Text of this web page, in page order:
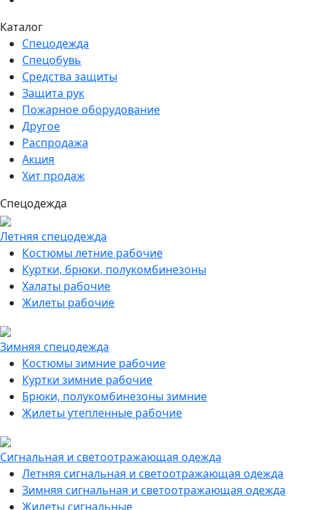
Каталог
Спецодежда
Спецобувь
Средства защиты
Защита рук
Пожарное оборудование
Другое
Распродажа
Акция
Хит продаж
Спецодежда
Летняя спецодежда
Костюмы летние рабочие
Куртки, брюки, полукомбинезоны
Халаты рабочие
Жилеты рабочие
Зимняя спецодежда
Костюмы зимние рабочие
Куртки зимние рабочие
Брюки, полукомбинезоны зимние
Жилеты утепленные рабочие
Сигнальная и светоотражающая одежда
Летняя сигнальная и светоотражающая одежда
Зимняя сигнальная и светоотражающая одежда
Жилеты сигнальные